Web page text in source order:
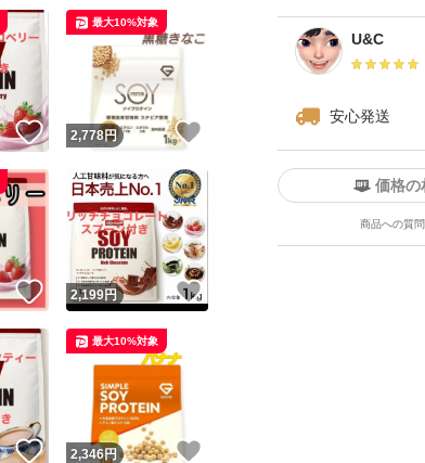
ワークアウト
シェイプアップ
エクササイズ
ボディメイク
U&C
安心発送
価格の
商品への質
いいね！
2,778円
最大10%対象
いいね！
2,199円
いいね！
2,346円
最大10%対象